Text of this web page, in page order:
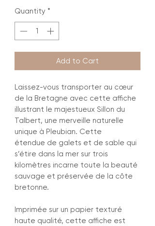
Quantity *
Add to Cart
Laissez-vous transporter au cœur
de la Bretagne avec cette affiche
illustrant le majestueux Sillon du
Talbert, une merveille naturelle
unique à Pleubian. Cette
étendue de galets et de sable qui
s’étire dans la mer sur trois
kilomètres incarne toute la beauté
sauvage et préservée de la côte
bretonne.
Imprimée sur un papier texturé
haute qualité, cette affiche est